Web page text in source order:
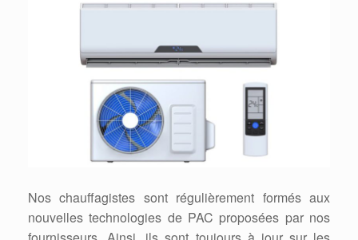
Nos chauffagistes sont régulièrement formés aux
nouvelles technologies de PAC proposées par nos